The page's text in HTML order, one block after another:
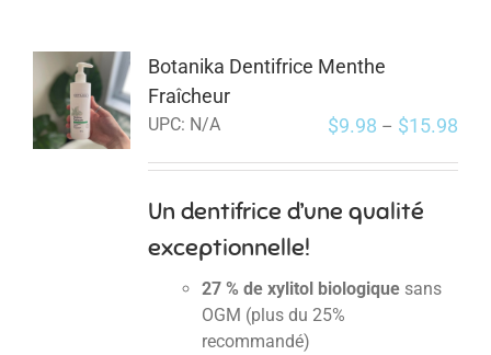
Botanika Dentifrice Menthe
Fraîcheur
UPC: N/A $9.98 – $15.98
Un dentifrice d’une qualité
exceptionnelle!
27 % de xylitol biologiquesans
OGM (plus du 25%
recommandé)